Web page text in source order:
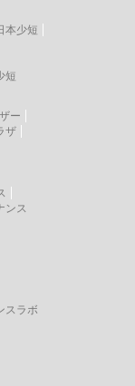
本少短
短
ー
ザ
ンス
スラボ